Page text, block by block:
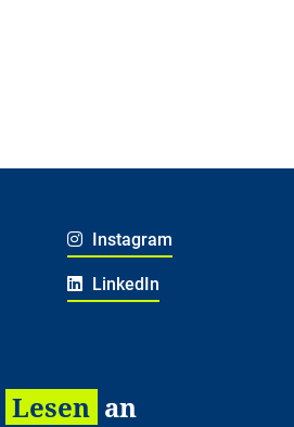
Instagram
LinkedIn
Lesen an